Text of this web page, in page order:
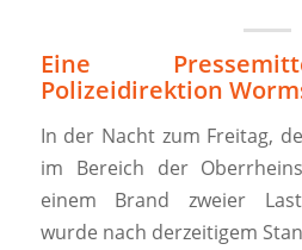
Eine
Polizeidirektion
In der Nacht zum Freitag,
im Bereich der
einem Brand zweier
wurde nach derzeitigem